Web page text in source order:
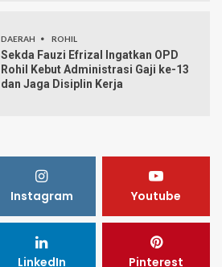
DAERAH ROHIL
Sekda Fauzi Efrizal Ingatkan OPD
Rohil Kebut Administrasi Gaji ke-13
dan Jaga Disiplin Kerja
Instagram Youtube
LinkedIn Pinterest